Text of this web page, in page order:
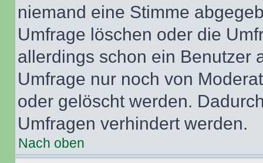
niemand eine Stimme
Umfrage löschen oder die
allerdings schon ein Benutzer
Umfrage nur noch von
oder gelöscht werden.
Umfragen verhindert werden.
Nach oben